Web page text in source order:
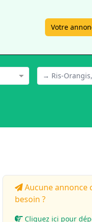
Votre
→ Ris-
Aucune annonce
besoin ?
Cliquez ici pour